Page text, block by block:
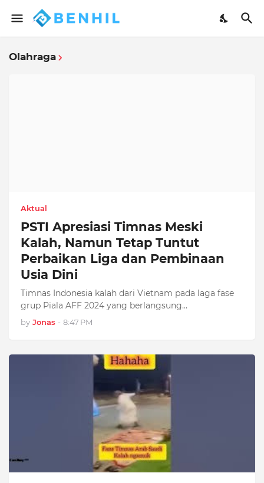
Olahraga
Aktual
PSTI Apresiasi Timnas Meski
Kalah, Namun Tetap Tuntut
Perbaikan Liga dan Pembinaan
Usia Dini
Timnas Indonesia kalah dari Vietnam pada laga fase
grup Piala AFF 2024 yang berlangsung…
by Jonas - 8:47 PM